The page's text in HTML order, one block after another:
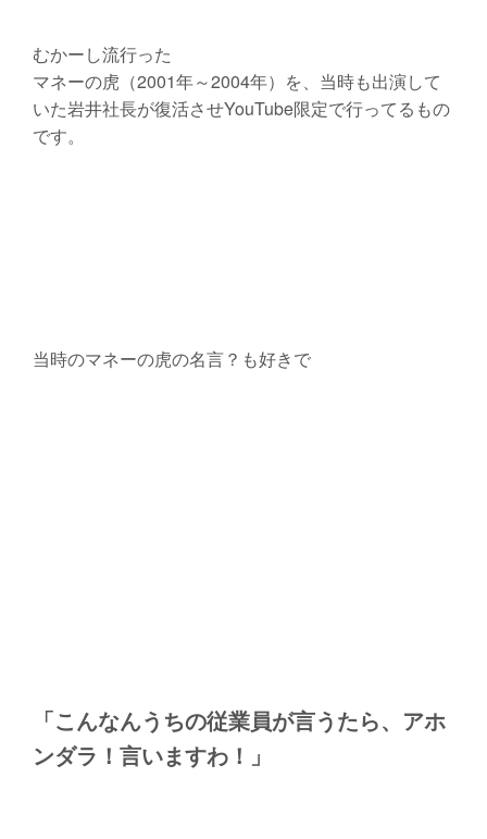
むかーし流行った
マネーの虎（2001年～2004年）を、当時も出演して
いた岩井社長が復活させYouTube限定で行ってるもの
です。
当時のマネーの虎の名言？も好きで
「こんなんうちの従業員が言うたら、アホ
ンダラ！言いますわ！」